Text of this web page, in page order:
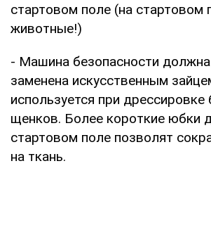
стартовом поле (на стартовом
животные!)
- Машина безопасности
заменена искусственным
используется при дрессировке
щенков. Более короткие юбки
стартовом поле позволят
на ткань.